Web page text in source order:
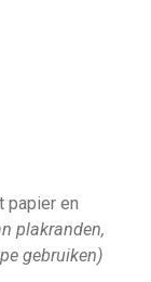
papier en
plakranden,
gebruiken)